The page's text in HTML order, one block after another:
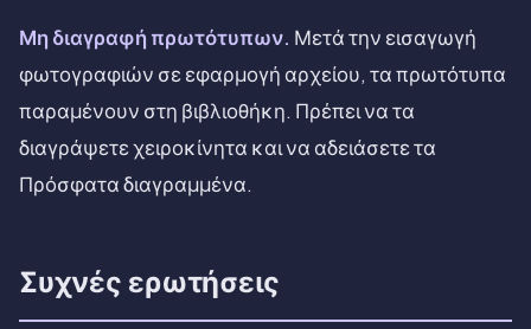
Μη διαγραφή πρωτότυπων. Μετά την εισαγωγή
φωτογραφιών σε εφαρμογή αρχείου, τα πρωτότυπα
παραμένουν στη βιβλιοθήκη. Πρέπει να τα
διαγράψετε χειροκίνητα και να αδειάσετε τα
Πρόσφατα διαγραμμένα.
Συχνές ερωτήσεις